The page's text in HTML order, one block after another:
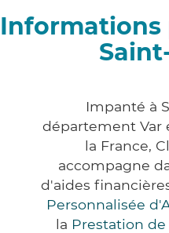
Impanté à
département Var
la France,
accompagne
d'aides
Personnalisée
la Prestation